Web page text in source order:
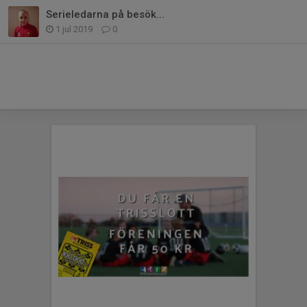
Serieledarna på besök...
1 jul 2019 0